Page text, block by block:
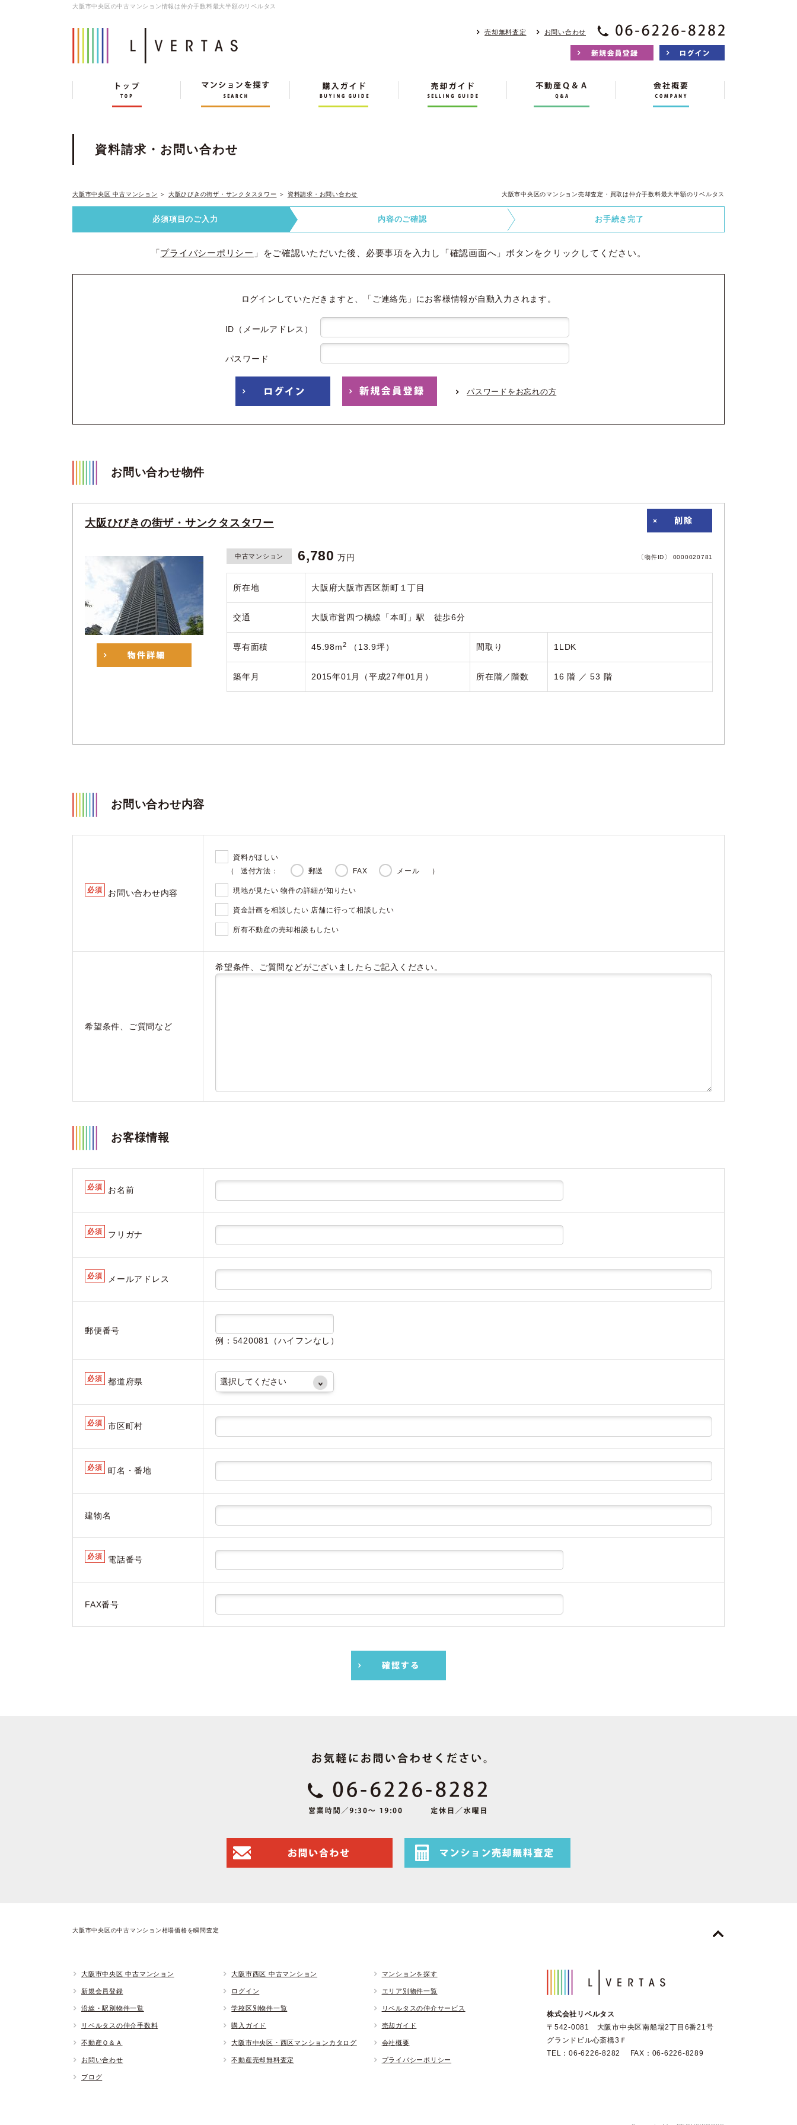
大阪市中央区の中古マンション情報は仲介手数料最大半額のリベルタス
売却無料査定 お問い合わせ
資料請求・お問い合わせ
大阪市中央区 中古マンション ＞ 大阪ひびきの街ザ・サンクタスタワー ＞ 資料請求・お問い合わせ 大阪市中央区のマンション売却査定・買取は仲介手数料最大半額のリベルタス
必須項目のご入力 内容のご確認 お手続き 完了
「プライバシーポリシー 」をご確認いただいた後、必要事項を入力し「確認画面へ」ボタンをクリックしてください。
ログインしていただきますと、「ご連絡先」にお客様情報が自動入力されます。
ID（メールアドレス）
パスワード
パスワードをお忘れの方
お問い合わせ物件
大阪ひびきの街ザ・サンクタスタワー
〔物件ID〕 0000020781
中古マンション 6,780 万円
所在地 大阪府大阪市西区新町１丁目
交通 大阪市営四つ橋線「本町」駅 徒歩6分
専有面積 45.98m2 （13.9坪） 間取り 1LDK
築年月 2015年01月（平成27年01月） 所在階／階数 16 階 ／ 53 階
お問い合わせ内容
必須 お問い合わせ内容
資料がほしい
（
送付方法： 郵送 FAX メール ）
現地が見たい 物件の詳細が知りたい
資金計画を相談したい 店舗に行って相談したい
所有不動産の売却相談もしたい
希望条件、ご質問など
希望条件、ご質問などがございましたらご記入ください。
お客様情報
必須 お名前
必須 フリガナ
必須 メールアドレス
郵便番号
例：5420081（ハイフンなし）
必須 都道府県
必須 市区町村
必須 町名・番地
建物名
必須 電話番号
FAX番号
大阪市中央区の中古マンション相場価格を瞬間査定
大阪市中央区 中古マンション 大阪市西区 中古マンション マンションを探す
新規会員登録 ログイン エリア別物件一覧
沿線・駅別物件一覧 学校区別物件一覧 リベルタスの仲介サービス
リベルタスの仲介手数料 購入ガイド 売却ガイド
不動産Ｑ＆Ａ 大阪市中央区・西区マンションカタログ 会社概要
お問い合わせ 不動産売却無料査定 プライバシーポリシー
ブログ
株式会社リベルタス
〒542-0081 大阪市中央区南船場2丁目6番21号
グランドビル心斎橋3Ｆ
TEL：06-6226-8282 FAX：06-6226-8289